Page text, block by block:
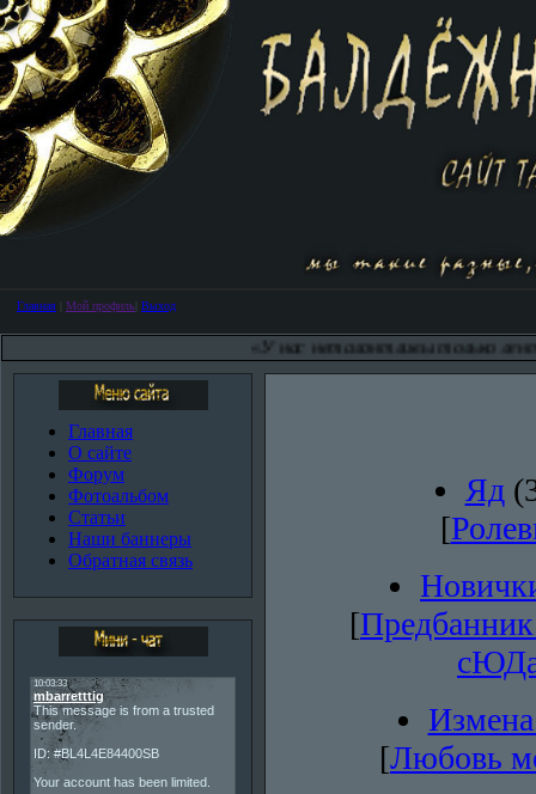
Главная Мой профиль Выход
«У нас неталантливы только лентяи!» Не
Главная
О сайте
Форум
Фотоальбом
Статьи
Наши баннеры
Обратная связь
Яд
[
[
[Любовь